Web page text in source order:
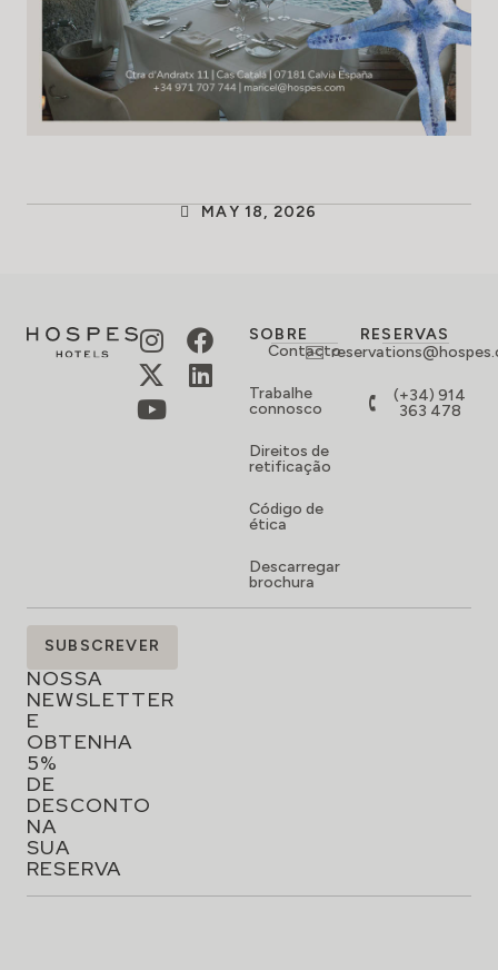
MAY 18, 2026
SOBRE
Contacto
Trabalhe
connosco
Direitos de
retificação
Código de
ética
Descarregar
brochura
RESERVAS
(+34) 914
363 478
SUBSCREVA
NOSSA
NEWSLETTER
E
OBTENHA
5%
DE
DESCONTO
NA
SUA
RESERVA
SUBSCREVER